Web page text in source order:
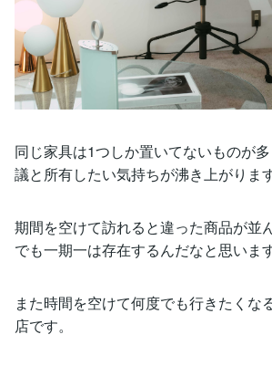
同じ家具は1つしか置いてないものが
議と所有したい気持ちが沸き上がります
期間を空けて訪れると違った商品が並
でも一期一は存在するんだなと思います
また時間を空けて何度でも行きたくな
店です。